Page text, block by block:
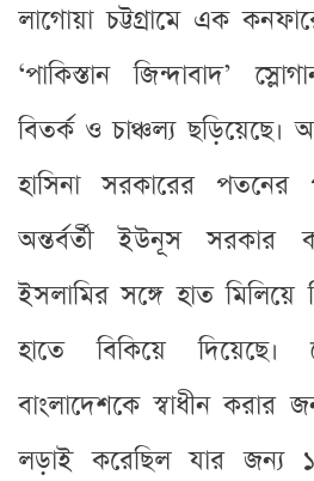
লাগোয়া চট্টগ্রামে এক
‘পাকিস্তান জিন্দাবাদ’
বিতর্ক ও চাঞ্চল্য
হাসিনা সরকারের
অন্তর্বর্তী ইউনূস সরকার
ইসলামির সঙ্গে হাত মিলিয়ে
হাতে বিকিয়ে
বাংলাদেশকে স্বাধীন করার
লড়াই করেছিল যার জন্য